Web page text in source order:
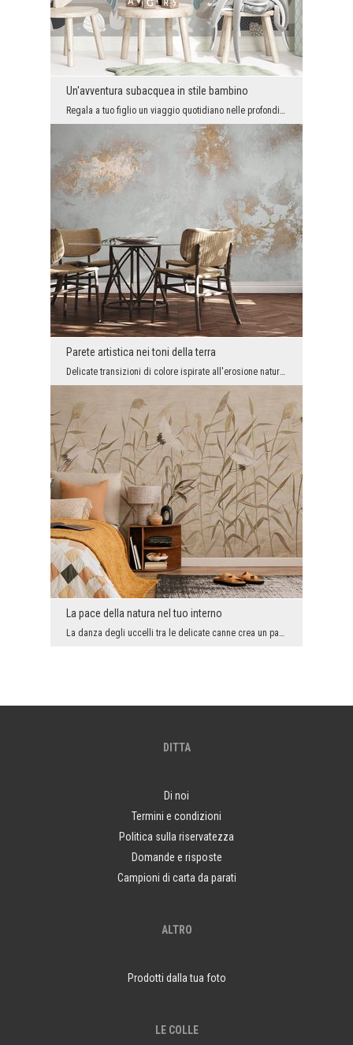
Un'avventura subacquea in stile bambino
Regala a tuo figlio un viaggio quotidiano nelle profondità dell'oceano: una carta da parati fotog...
Parete artistica nei toni della terra
Delicate transizioni di colore ispirate all'erosione naturale e alla struttura grezza del cemento...
La pace della natura nel tuo interno
La danza degli uccelli tra le delicate canne crea un paesaggio pittoresco che porta armonia e con...
DITTA
Di noi
Termini e condizioni
Politica sulla riservatezza
Domande e risposte
Campioni di carta da parati
ALTRO
Prodotti dalla tua foto
LE COLLE